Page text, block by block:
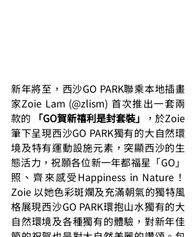
新年將至，西沙GO PARK聯乘本地插畫
家Zoie Lam (@zlism) 首次推出一套兩
款的
「GO賀新禧利是封套裝」
，於Zoie
筆下呈現西沙GO PARK獨有的大自然環
境及特有運動設施元素，突顯西沙的生
態活力，祝願各位新一年都福星「GO」
照、齊來感受Happiness in Nature！
Zoie 以她色彩斑斕及充滿朝氣的獨特風
格展現西沙GO PARK環抱山水獨有的大
自然環境及各種獨有的體驗，對新年佳